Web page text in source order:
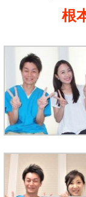
根